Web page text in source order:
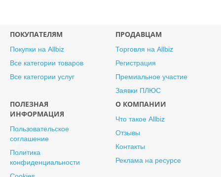
ПОКУПАТЕЛЯМ
Покупки на Allbiz
Все категории товаров
Все категории услуг
ПРОДАВЦАМ
Торговля на Allbiz
Регистрация
Премиальное участие
Заявки ПЛЮС
ПОЛЕЗНАЯ
ИНФОРМАЦИЯ
Пользовательское
соглашение
Политика
конфиденциальности
О КОМПАНИИ
Что такое Allbiz
Отзывы
Контакты
Реклама на ресурсе